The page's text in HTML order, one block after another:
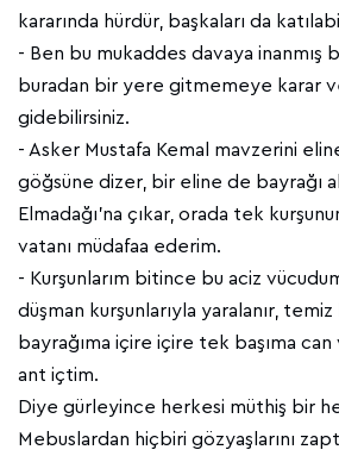
kararında hürdür, başkaları da
- Ben bu mukaddes davaya inanmış
buradan bir yere gitmemeye karar
gidebilirsiniz.
- Asker Mustafa Kemal mavzerini
göğsüne dizer, bir eline de bayrağı
Elmadağı’na çıkar, orada tek
vatanı müdafaa ederim.
- Kurşunlarım bitince bu aciz
düşman kurşunlarıyla yaralanır, temiz
bayrağıma içire içire tek başıma
ant içtim.
Diye gürleyince herkesi müthiş bir
Mebuslardan hiçbiri gözyaşlarını